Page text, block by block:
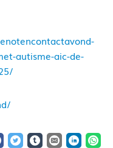
autisme-aic-de-